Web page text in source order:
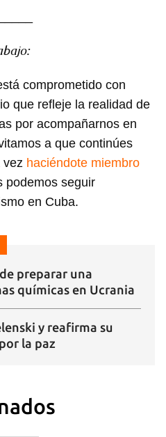
de 14ymedio.
comprometido con
que refleje la realidad de
por acompañarnos en
a que continúes
vez haciéndote miembro
podemos seguir
en Cuba.
preparar una
químicas en Ucrania
y reafirma su
la paz